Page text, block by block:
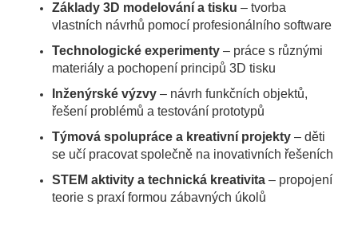
Základy 3D modelování a tisku – tvorba
vlastních návrhů pomocí profesionálního software
Technologické experimenty – práce s různými
materiály a pochopení principů 3D tisku
Inženýrské výzvy – návrh funkčních objektů,
řešení problémů a testování prototypů
Týmová spolupráce a kreativní projekty – děti
se učí pracovat společně na inovativních řešeních
STEM aktivity a technická kreativita – propojení
teorie s praxí formou zábavných úkolů